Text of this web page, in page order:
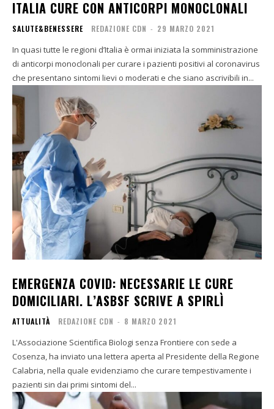
ITALIA CURE CON ANTICORPI MONOCLONALI
SALUTE&BENESSERE REDAZIONE CDN - 29 MARZO 2021
In quasi tutte le regioni d’Italia è ormai iniziata la somministrazione
di anticorpi monoclonali per curare i pazienti positivi al coronavirus
che presentano sintomi lievi o moderati e che siano ascrivibili in...
EMERGENZA COVID: NECESSARIE LE CURE
DOMICILIARI. L’ASBSF SCRIVE A SPIRLÌ
ATTUALITÀ REDAZIONE CDN - 8 MARZO 2021
L'Associazione Scientifica Biologi senza Frontiere con sede a
Cosenza, ha inviato una lettera aperta al Presidente della Regione
Calabria, nella quale evidenziamo che curare tempestivamente i
pazienti sin dai primi sintomi del...